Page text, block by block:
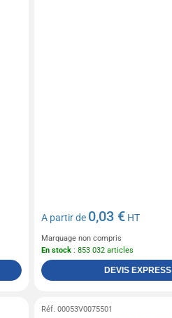
A partir de 0,03 € HT
Marquage non compris
En stock : 853 032 articles
DEVIS EXPRESS
Réf. 00053V0075501